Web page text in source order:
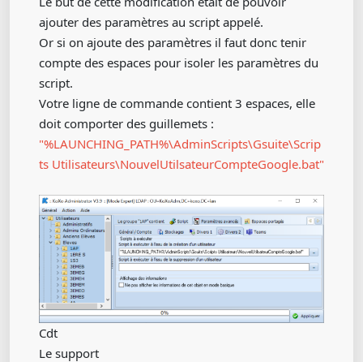
ajouter des paramètres au script appelé.
Or si on ajoute des paramètres il faut donc tenir
compte des espaces pour isoler les paramètres du
script.
Votre ligne de commande contient 3 espaces, elle
doit comporter des guillemets :
"%LAUNCHING_PATH%\AdminScripts\Gsuite\Scrip
ts Utilisateurs\NouvelUtilsateurCompteGoogle.bat"
Cdt
Le support